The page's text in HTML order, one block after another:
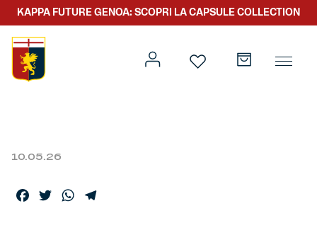
Prima squadra
Primavera
Kit gara
Kappa Futur Genoa
KAPPA FUTURE GENOA: SCOPRI LA CAPSULE COLLECTION
10.05.26
Facebook
TwitterWhatsApp